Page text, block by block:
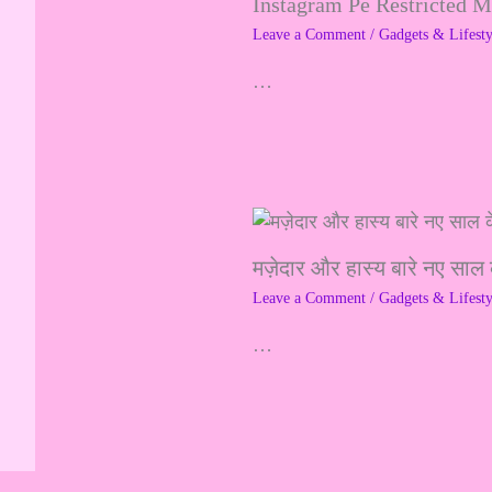
Leave a Comment / Gadgets &
…
मज़ेदार और हास्य बारे नए
Leave a Comment / Gadgets &
…